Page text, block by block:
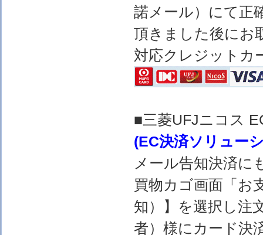
諾メール）にて正
頂きました後にお
対応クレジットカ
■三菱UFJニコス
(EC決済ソリュー
メール告知決済に
買物カゴ画面「お
知）】を選択し注
者）様にカード決